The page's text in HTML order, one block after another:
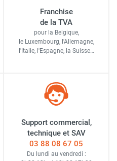
Franchise
de la TVA
pour la Belgique,
le Luxembourg, l'Allemagne,
l'Italie, l'Espagne, la Suisse…
Support commercial,
technique et SAV
03 88 08 67 05
Du lundi au vendredi :